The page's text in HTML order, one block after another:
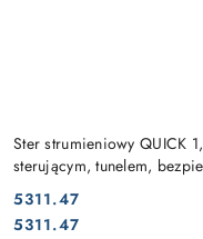
Ster strumieniowy QUICK
sterującym, tunelem,
Cena:
5311.47
Cena:
5311.47